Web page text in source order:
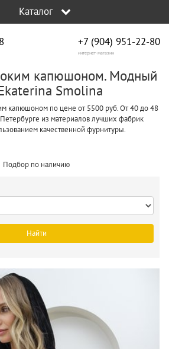
Каталог
+7 (904) 951‑22‑80
интернет-магазин
капюшоном. Модный
Smolina
капюшоном по цене от 5500 руб. От 40 до 48
из материалов лучших фабрик
качественной фурнитуры.
Подбор по наличию